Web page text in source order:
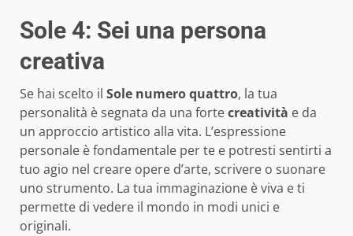
Sole 4: Sei una persona
creativa
Se hai scelto il Sole numero quattro, la tua
personalità è segnata da una fortecreatività e da
un approccio artistico alla vita. L’espressione
personale è fondamentale per te e potresti sentirti a
tuo agio nel creare opere d’arte, scrivere o suonare
uno strumento. La tua immaginazione è viva e ti
permette di vedere il mondo in modi unici e
originali.